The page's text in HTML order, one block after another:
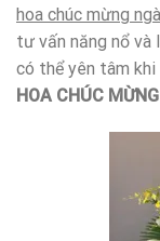
hoa chúc mừng
tư vấn năng nổ và
có thể yên tâm
HOA CHÚC